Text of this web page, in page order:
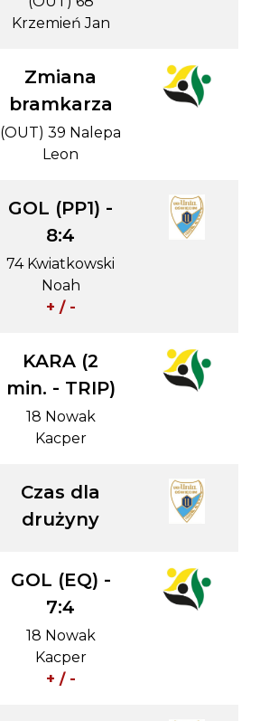
Krzemień Jan
Zmiana
bramkarza
(OUT) 39 Nalepa
Leon
GOL (PP1) -
8:4
74 Kwiatkowski
Noah
+ / -
KARA (2
min. - TRIP)
18 Nowak
Kacper
Czas dla
drużyny
GOL (EQ) -
7:4
18 Nowak
Kacper
+ / -